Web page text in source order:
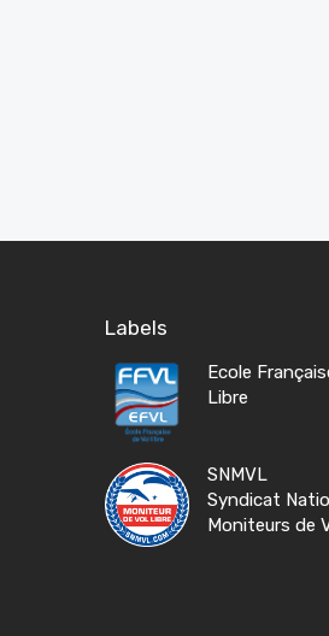
Labels
Ecole
Libre
SNMVL
Syndicat
Moniteurs de